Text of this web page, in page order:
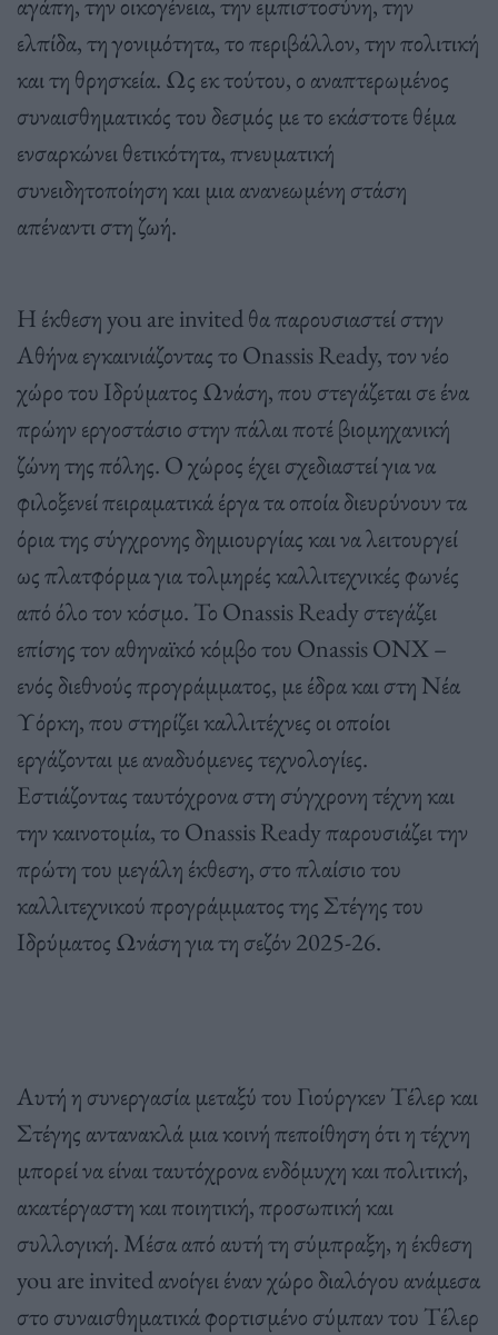
ελπίδα, τη γονιμότητα, το περιβάλλον, την πολιτική
και τη θρησκεία. Ως εκ τούτου, ο αναπτερωμένος
συναισθηματικός του δεσμός με το εκάστοτε θέμα
ενσαρκώνει θετικότητα, πνευματική
συνειδητοποίηση και μια ανανεωμένη στάση
απέναντι στη ζωή.
Η έκθεση you are invited θα παρουσιαστεί στην
Αθήνα εγκαινιάζοντας το Onassis Ready, τον νέο
χώρο του Ιδρύματος Ωνάση, που στεγάζεται σε ένα
πρώην εργοστάσιο στην πάλαι ποτέ βιομηχανική
ζώνη της πόλης. Ο χώρος έχει σχεδιαστεί για να
φιλοξενεί πειραματικά έργα τα οποία διευρύνουν τα
όρια της σύγχρονης δημιουργίας και να λειτουργεί
ως πλατφόρμα για τολμηρές καλλιτεχνικές φωνές
από όλο τον κόσμο. Το Onassis Ready στεγάζει
επίσης τον αθηναϊκό κόμβο του Onassis ONX –
ενός διεθνούς προγράμματος, με έδρα και στη Νέα
Υόρκη, που στηρίζει καλλιτέχνες οι οποίοι
εργάζονται με αναδυόμενες τεχνολογίες.
Εστιάζοντας ταυτόχρονα στη σύγχρονη τέχνη και
την καινοτομία, το Onassis Ready παρουσιάζει την
πρώτη του μεγάλη έκθεση, στο πλαίσιο του
καλλιτεχνικού προγράμματος της Στέγης του
Ιδρύματος Ωνάση για τη σεζόν 2025-26.
Αυτή η συνεργασία μεταξύ του Γιούργκεν Τέλερ και
Στέγης αντανακλά μια κοινή πεποίθηση ότι η τέχνη
μπορεί να είναι ταυτόχρονα ενδόμυχη και πολιτική,
ακατέργαστη και ποιητική, προσωπική και
συλλογική. Μέσα από αυτή τη σύμπραξη, η έκθεση
you are invited ανοίγει έναν χώρο διαλόγου ανάμεσα
στο συναισθηματικά φορτισμένο σύμπαν του Τέλερ